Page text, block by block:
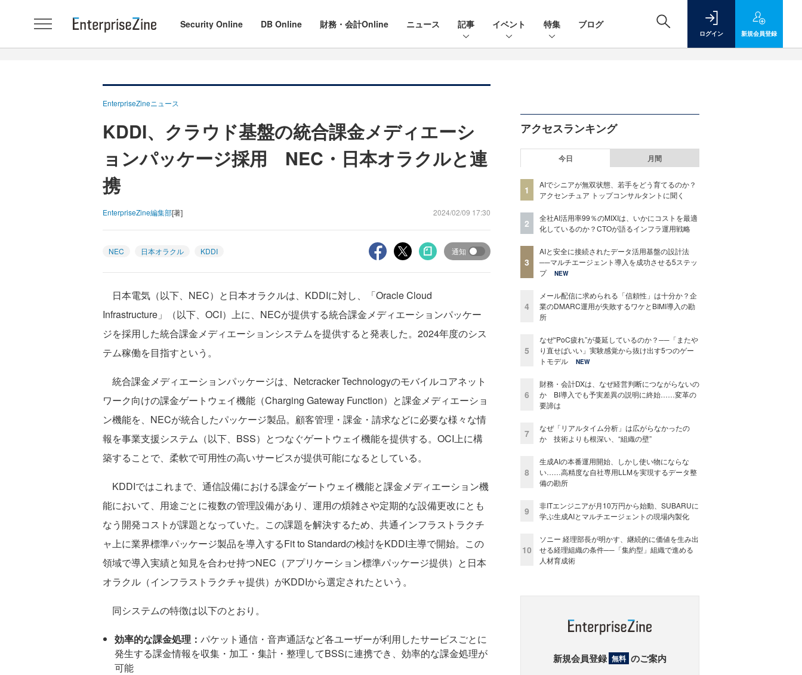
Security Online DB Online 財務・会計Online ニュース 記事 イベント 特集 ブログ
ログイン 新規会員登録
EnterpriseZineニュース
KDDI、クラウド基盤の統合課金メディエーシ
ョンパッケージ採用 NEC・日本オラクルと連
携
EnterpriseZine編集部[著] 2024/02/09 17:30
NEC 日本オラクル KDDI 通知
日本電気（以下、NEC）と日本オラクルは、KDDIに対し、「Oracle Cloud
Infrastructure」（以下、OCI）上に、NECが提供する統合課金メディエーションパッケー
ジを採用した統合課金メディエーションシステムを提供すると発表した。2024年度のシス
テム稼働を目指すという。
統合課金メディエーションパッケージは、Netcracker Technologyのモバイルコアネット
ワーク向けの課金ゲートウェイ機能（Charging Gateway Function）と課金メディエーショ
ン機能を、NECが統合したパッケージ製品。顧客管理・課金・請求などに必要な様々な情
報を事業支援システム（以下、BSS）とつなぐゲートウェイ機能を提供する。OCI上に構
築することで、柔軟で可用性の高いサービスが提供可能になるとしている。
KDDIではこれまで、通信設備における課金ゲートウェイ機能と課金メディエーション機
能において、用途ごとに複数の管理設備があり、運用の煩雑さや定期的な設備更改にとも
なう開発コストが課題となっていた。この課題を解決するため、共通インフラストラクチ
ャ上に業界標準パッケージ製品を導入するFit to Standardの検討をKDDI主導で開始。この
領域で導入実績と知見を合わせ持つNEC（アプリケーション標準パッケージ提供）と日本
オラクル（インフラストラクチャ提供）がKDDIから選定されたという。
同システムの特徴は以下のとおり。
効率的な課金処理： パケット通信・音声通話など各ユーザーが利用したサービスごとに
発生する課金情報を収集・加工・集計・整理してBSSに連携でき、効率的な課金処理が
可能
アクセスランキング
今日 月間
1
AIでシニアが無双状態、若手をどう育てるのか？
アクセンチュア トップコンサルタントに聞く
2
全社AI活用率99％のMIXIは、いかにコストを最適
化しているのか？CTOが語るインフラ運用戦略
3
AIと安全に接続されたデータ活用基盤の設計法
──マルチエージェント導入を成功させる5ステッ
プ
NEW
4
メール配信に求められる「信頼性」は十分か？企
業のDMARC運用が失敗するワケとBIMI導入の勘
所
5
なぜ“PoC疲れ”が蔓延しているのか？──「またや
り直せばいい」実験感覚から抜け出す5つのゲー
トモデル
NEW
6
財務・会計DXは、なぜ経営判断につながらないの
か BI導入でも予実差異の説明に終始……変革の
要諦は
7
なぜ「リアルタイム分析」は広がらなかったの
か 技術よりも根深い、“組織の壁”
8
生成AIの本番運用開始、しかし使い物にならな
い……高精度な自社専用LLMを実現するデータ整
備の勘所
9
非ITエンジニアが月10万円から始動、SUBARUに
学ぶ生成AIとマルチエージェントの現場内製化
10
ソニー 経理部長が明かす、継続的に価値を生み出
せる経理組織の条件──「集約型」組織で進める
人材育成術
新規会員登録 無料 のご案内